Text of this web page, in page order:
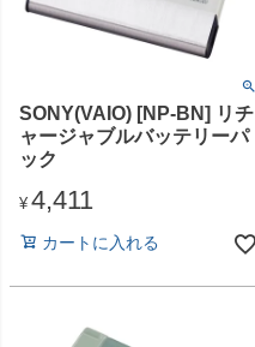
SONY(VAIO) [NP-BN] リチ
ャージャブルバッテリーパ
ック
¥ 4,411
カートに入れる